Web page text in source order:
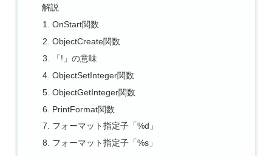
解説
OnStart関数
ObjectCreate関数
「!」の意味
ObjectSetInteger関数
ObjectGetInteger関数
PrintFormat関数
フォーマット指定子「%d」
フォーマット指定子「%s」